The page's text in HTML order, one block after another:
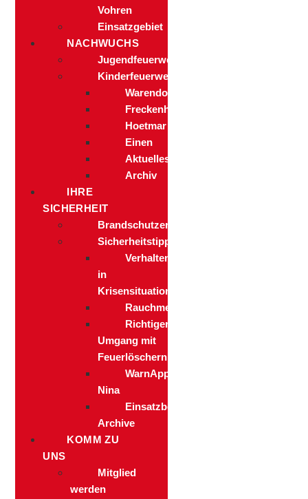
Vohren
Einsatzgebiet
NACHWUCHS
Jugendfeuerwehr
Kinderfeuerwehr
Warendorf
Freckenhorst
Hoetmar
Einen
Aktuelles
Archiv
IHRE
SICHERHEIT
Brandschutzerziehung
Sicherheitstipps
Verhalten
in
Krisensituationen
Rauchmelder
Richtiger
Umgang mit
Feuerlöschern
WarnApp
Nina
Einsatzberichts-
Archive
KOMM ZU
UNS
Mitglied
werden